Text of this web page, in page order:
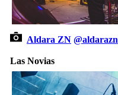
Aldara ZN @aldarazn
Las Novias